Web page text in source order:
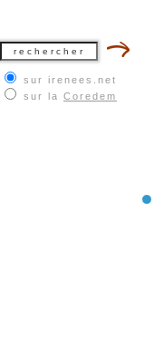
sur irenees.net
sur la Coredem